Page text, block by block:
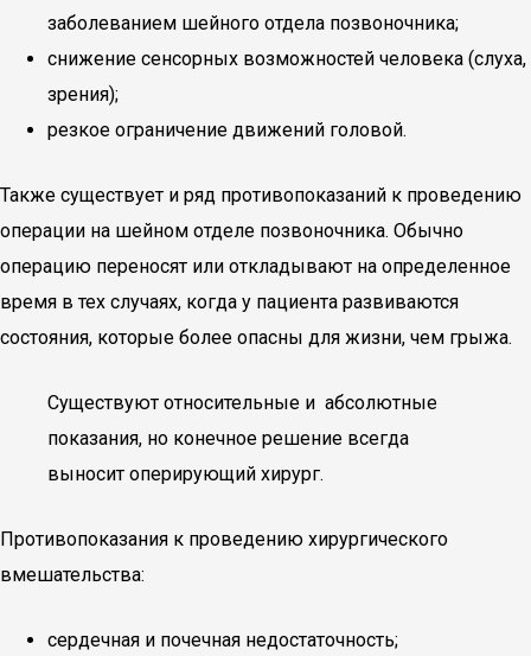
заболеванием шейного отдела позвоночника;
снижение сенсорных возможностей человека (слуха,
зрения);
резкое ограничение движений головой.
Также существует и ряд противопоказаний к проведению
операции на шейном отделе позвоночника. Обычно
операцию переносят или откладывают на определенное
время в тех случаях, когда у пациента развиваются
состояния, которые более опасны для жизни, чем грыжа.
Существуют относительные и абсолютные
показания, но конечное решение всегда
выносит оперирующий хирург.
Противопоказания к проведению хирургического
вмешательства:
сердечная и почечная недостаточность;